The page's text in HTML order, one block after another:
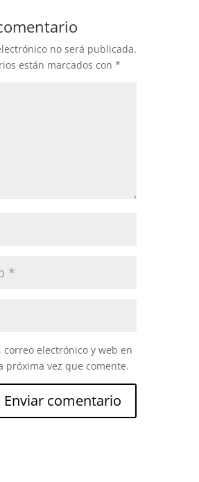
no será publicada.
están marcados con*
electrónico y web en
próxima vez que comente.